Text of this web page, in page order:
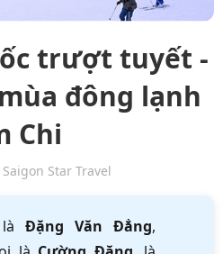
trượt tuyết -
đông lạnh
Chi
Saigon Star Travel
Đặng Văn Đẳng,